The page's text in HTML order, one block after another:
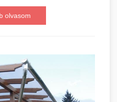
olvasom